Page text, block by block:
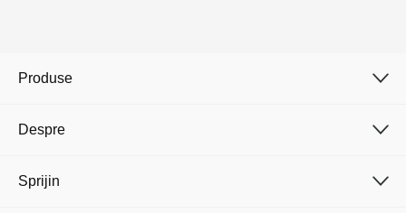
Produse
Despre
Sprijin